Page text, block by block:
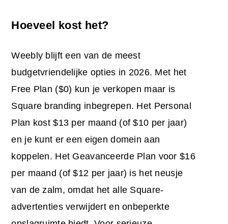
Hoeveel kost het?
Weebly blijft een van de meest
budgetvriendelijke opties in 2026. Met het
Free Plan ($0) kun je verkopen maar is
Square branding inbegrepen. Het Personal
Plan kost $13 per maand (of $10 per jaar)
en je kunt er een eigen domein aan
koppelen. Het Geavanceerde Plan voor $16
per maand (of $12 per jaar) is het neusje
van de zalm, omdat het alle Square-
advertenties verwijdert en onbeperkte